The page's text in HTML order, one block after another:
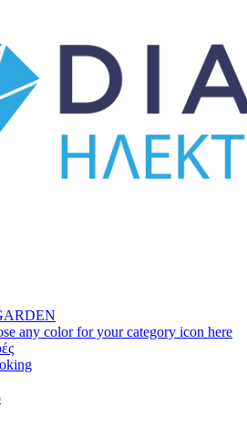
any color for your category icon here